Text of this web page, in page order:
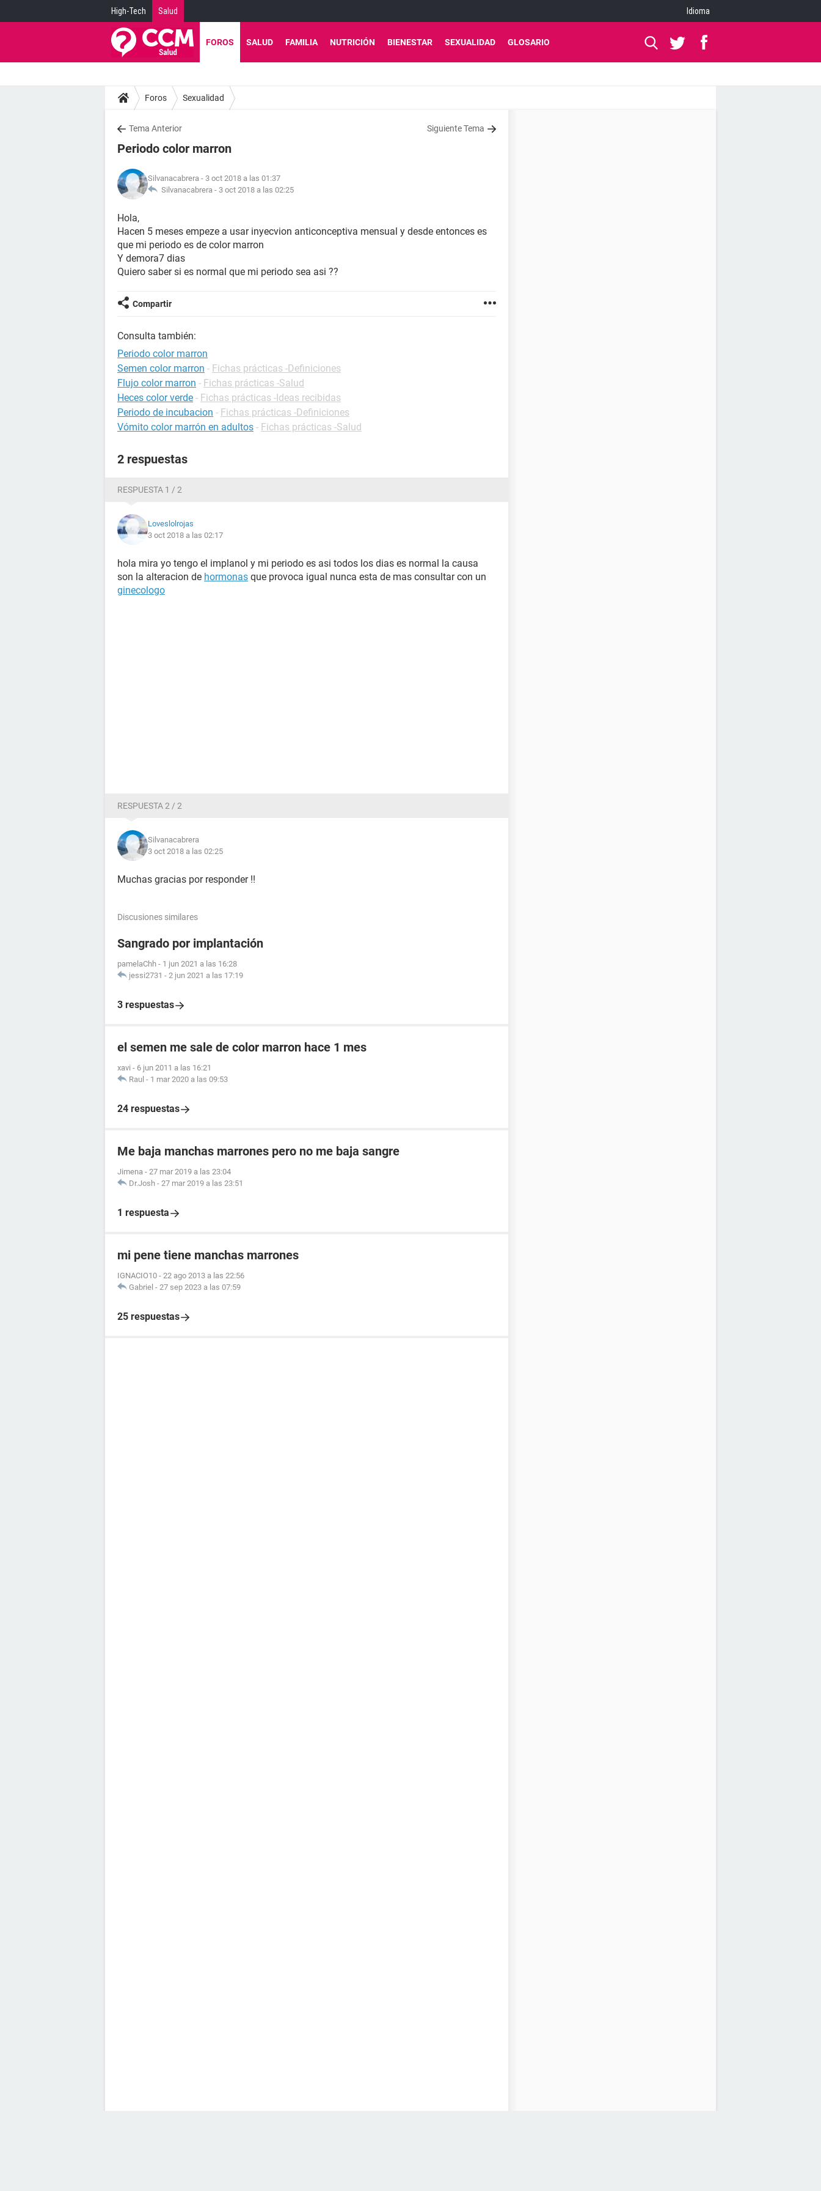
High-Tech Salud Idioma
FOROS SALUD FAMILIA NUTRICIÓN BIENESTAR SEXUALIDAD GLOSARIO
Foros Sexualidad
Tema Anterior Siguiente Tema
Periodo color marron
Silvanacabrera - 3 oct 2018 a las 01:37
Silvanacabrera - 3 oct 2018 a las 02:25
Hola,
Hacen 5 meses empeze a usar inyecvion anticonceptiva mensual y desde entonces es
que mi periodo es de color marron
Y demora7 dias
Quiero saber si es normal que mi periodo sea asi ??
Compartir
Consulta también:
Periodo color marron
Semen color marron - Fichas prácticas -Definiciones
Flujo color marron - Fichas prácticas -Salud
Heces color verde - Fichas prácticas -Ideas recibidas
Periodo de incubacion - Fichas prácticas -Definiciones
Vómito color marrón en adultos - Fichas prácticas -Salud
2 respuestas
RESPUESTA 1 / 2
Loveslolrojas
3 oct 2018 a las 02:17
hola mira yo tengo el implanol y mi periodo es asi todos los dias es normal la causa
son la alteracion de hormonas que provoca igual nunca esta de mas consultar con un
ginecologo
RESPUESTA 2 / 2
Silvanacabrera
3 oct 2018 a las 02:25
Muchas gracias por responder !!
Discusiones similares
Sangrado por implantación
pamelaChh - 1 jun 2021 a las 16:28
jessi2731 - 2 jun 2021 a las 17:19
3 respuestas
el semen me sale de color marron hace 1 mes
xavi - 6 jun 2011 a las 16:21
Raul - 1 mar 2020 a las 09:53
24 respuestas
Me baja manchas marrones pero no me baja sangre
Jimena - 27 mar 2019 a las 23:04
Dr.Josh - 27 mar 2019 a las 23:51
1 respuesta
mi pene tiene manchas marrones
IGNACIO10 - 22 ago 2013 a las 22:56
Gabriel - 27 sep 2023 a las 07:59
25 respuestas